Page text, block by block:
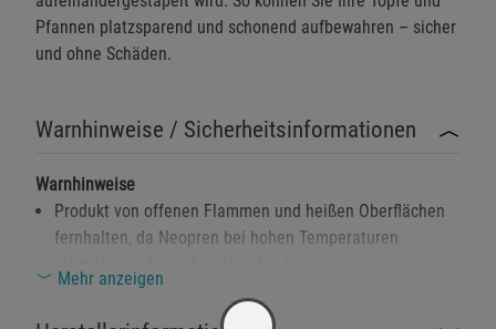
Pfannen platzsparend und schonend aufbewahren – sicher
und ohne Schäden.
Warnhinweise / Sicherheitsinformationen
Warnhinweise
Produkt von offenen Flammen und heißen Oberflächen
fernhalten, da Neopren bei hohen Temperaturen
Bei Beschädigungen oder Rissen im Material sollte das
Mehr anzeigen